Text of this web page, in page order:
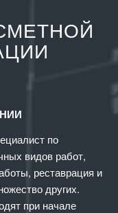
по
видов работ,
реставрация и
других.
при начале